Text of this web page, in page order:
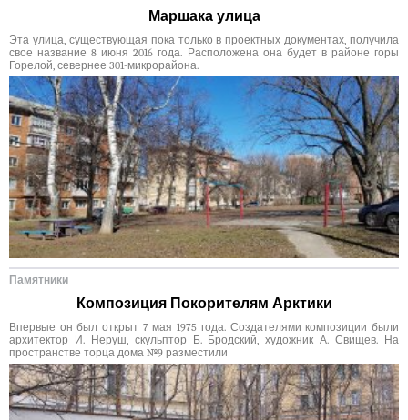
Маршака улица
Эта улица, существующая пока только в проектных документах, получила
свое название 8 июня 2016 года. Расположена она будет в районе горы
Горелой, севернее 301-микрорайона.
Памятники
Композиция Покорителям Арктики
Впервые он был открыт 7 мая 1975 года. Создателями композиции были
архитектор И. Неруш, скульптор Б. Бродский, художник А. Свищев. На
пространстве торца дома №9 разместили